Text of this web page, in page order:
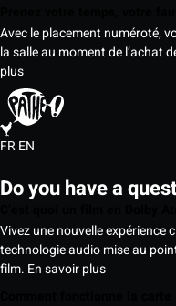
Avec le placement numéroté,
la salle au moment de l’achat
plus
FREN
Do you have a
Vivez une nouvelle expérience
technologie audio mise au
film. En savoir plus